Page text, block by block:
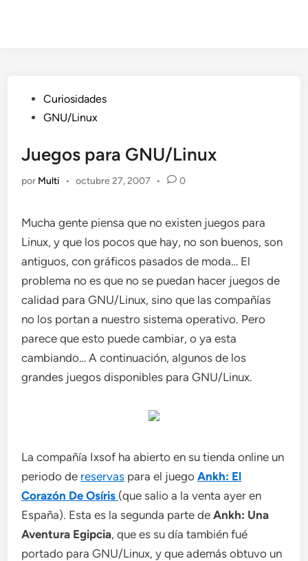
Publicado
en
Curiosidades
GNU/Linux
Juegos para GNU/Linux
por Multi • octubre 27, 2007 • 0
Mucha gente piensa que no existen juegos para
Linux, y que los pocos que hay, no son buenos, son
antiguos, con gráficos pasados de moda… El
problema no es que no se puedan hacer juegos de
calidad para GNU/Linux, sino que las compañías
no los portan a nuestro sistema operativo. Pero
parece que esto puede cambiar, o ya esta
cambiando… A continuación, algunos de los
grandes juegos disponibles para GNU/Linux.
La compañía Ixsof ha abierto en su tienda online un
periodo de reservas para el juegoAnkh: El
Corazón De Osíris (que salio a la venta ayer en
España). Esta es la segunda parte deAnkh: Una
Aventura Egipcia, que es su día también fué
portado para GNU/Linux, y que además obtuvo un